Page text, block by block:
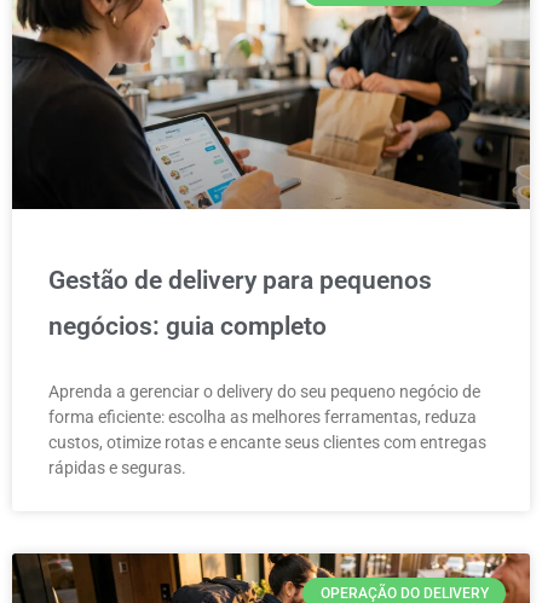
Gestão de delivery para pequenos
negócios: guia completo
Aprenda a gerenciar o delivery do seu pequeno negócio de
forma eficiente: escolha as melhores ferramentas, reduza
custos, otimize rotas e encante seus clientes com entregas
rápidas e seguras.
OPERAÇÃO DO DELIVERY